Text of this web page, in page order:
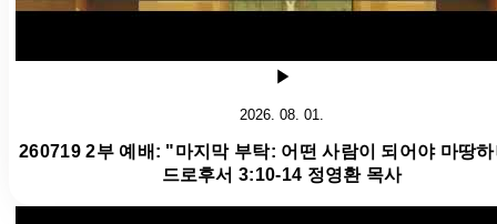
2026. 08. 01.
260719 2부 예배: "마지막 부탁: 어떤 사람이 되어야 마땅
드로후서 3:10-14 정영환 목사